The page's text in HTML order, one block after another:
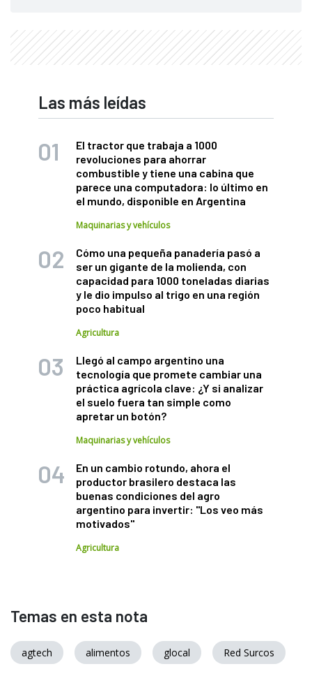
Las más leídas
El tractor que trabaja a 1000
revoluciones para ahorrar
combustible y tiene una cabina que
parece una computadora: lo último en
el mundo, disponible en Argentina
Maquinarias y vehículos
Cómo una pequeña panadería pasó a
ser un gigante de la molienda, con
capacidad para 1000 toneladas diarias
y le dio impulso al trigo en una región
poco habitual
Agricultura
Llegó al campo argentino una
tecnología que promete cambiar una
práctica agrícola clave: ¿Y si analizar
el suelo fuera tan simple como
apretar un botón?
Maquinarias y vehículos
En un cambio rotundo, ahora el
productor brasilero destaca las
buenas condiciones del agro
argentino para invertir: "Los veo más
motivados"
Agricultura
Temas en esta nota
agtech alimentos glocal Red Surcos